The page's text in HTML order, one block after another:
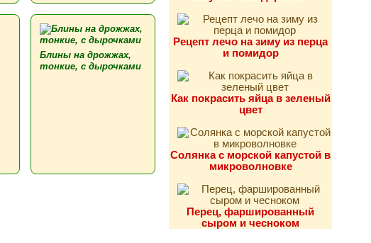
Блины на дрожжах,
тонкие, с дырочками
Рецепт лечо на зиму из перца
и помидор
Как покрасить яйца в зеленый
цвет
Солянка с морской капустой в
микроволновке
Перец, фаршированный
сыром и чесноком